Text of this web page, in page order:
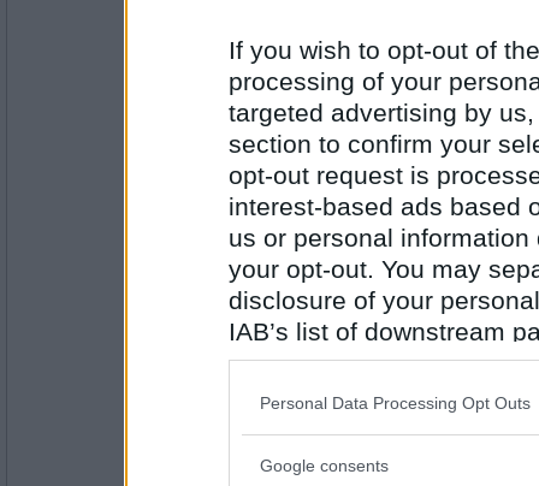
If you wish to opt-out of
processing of your
targeted advertising by
section to confirm your
opt-out request is
interest-based ads based
us or personal
your opt-out. You may
disclosure of your
IAB’s list of downstream
also be disclosed by us
Downstream Participants
Please note that this
Personal Data Processing Opt Outs
Google consents
Antal inlägg:
Plättlaggen
Antal inlägg: 301
kokt torsk och äggsås
Prärieklocka